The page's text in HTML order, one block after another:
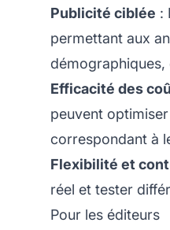
Publicité ciblée :
permettant aux
démographiques,
Efficacité des
peuvent
correspondant à
Flexibilité et
réel et tester
Pour les éditeurs